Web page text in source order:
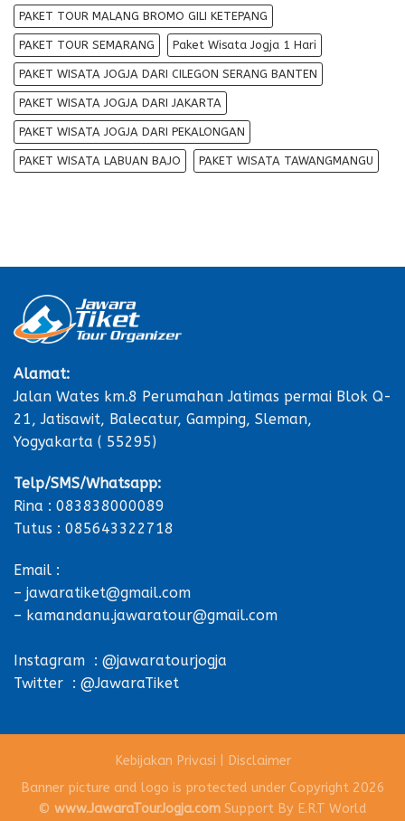
PAKET TOUR MALANG BROMO GILI KETEPANG
PAKET TOUR SEMARANG Paket Wisata Jogja 1 Hari
PAKET WISATA JOGJA DARI CILEGON SERANG BANTEN
PAKET WISATA JOGJA DARI JAKARTA
PAKET WISATA JOGJA DARI PEKALONGAN
PAKET WISATA LABUAN BAJO PAKET WISATA TAWANGMANGU
Alamat:
Jalan Wates km.8 Perumahan Jatimas permai Blok Q-
21, Jatisawit, Balecatur, Gamping, Sleman,
Yogyakarta ( 55295)
Telp/SMS/Whatsapp:
Rina : 083838000089
Tutus : 085643322718
Email :
– jawaratiket@gmail.com
– kamandanu.jawaratour@gmail.com
Instagram : @jawaratourjogja
Twitter : @JawaraTiket
Kebijakan Privasi
Disclaimer
Banner picture and logo is protected under Copyright 2026
© www.JawaraTourJogja.com Support By E.R.T World